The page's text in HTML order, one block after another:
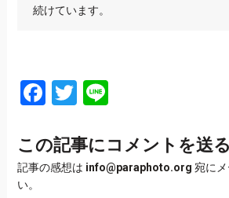
続けています。
Facebook
Twitter
Line
この記事にコメントを送る
記事の感想は info@paraphoto.org 宛に
い。